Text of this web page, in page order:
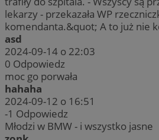
lekarzy - przekazała WP
komendanta.&quot; A to już nie
asd
2024-09-14 o 22:03
0 Odpowiedz
moc go porwała
hahaha
2024-09-12 o 16:51
-1 Odpowiedz
Młodzi w BMW - i wszystko jasne